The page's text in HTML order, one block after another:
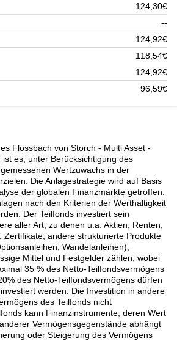
124,30€
--
124,92€
118,54€
124,92€
96,59€
Flossbach von Storch - Multi Asset -
ist es, unter Berücksichtigung des
Wertzuwachs in der
Die Anlagestrategie wird auf Basis
der globalen Finanzmärkte getroffen.
nach den Kriterien der Werthaltigkeit
Der Teilfonds investiert sein
aller Art, zu denen u.a. Aktien, Renten,
Zertifikate, andere strukturierte Produkte
Wandelanleihen),
Mittel und Festgelder zählen, wobei
35 % des Netto-Teilfondsvermögens
des Netto-Teilfondsvermögens dürfen
werden. Die Investition in andere
des Teilfonds nicht
kann Finanzinstrumente, deren Wert
Vermögensgegenstände abhängt
oder Steigerung des Vermögens